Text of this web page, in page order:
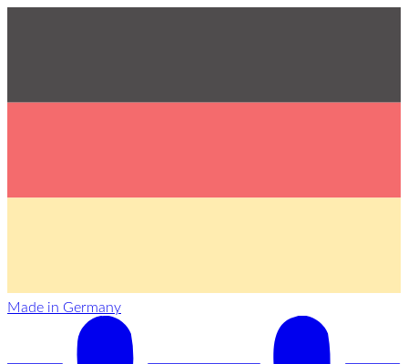
Made in Germany